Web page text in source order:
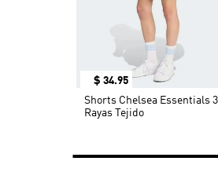
$ 34.95
Shorts Chelsea Essentials 3
Rayas Tejido